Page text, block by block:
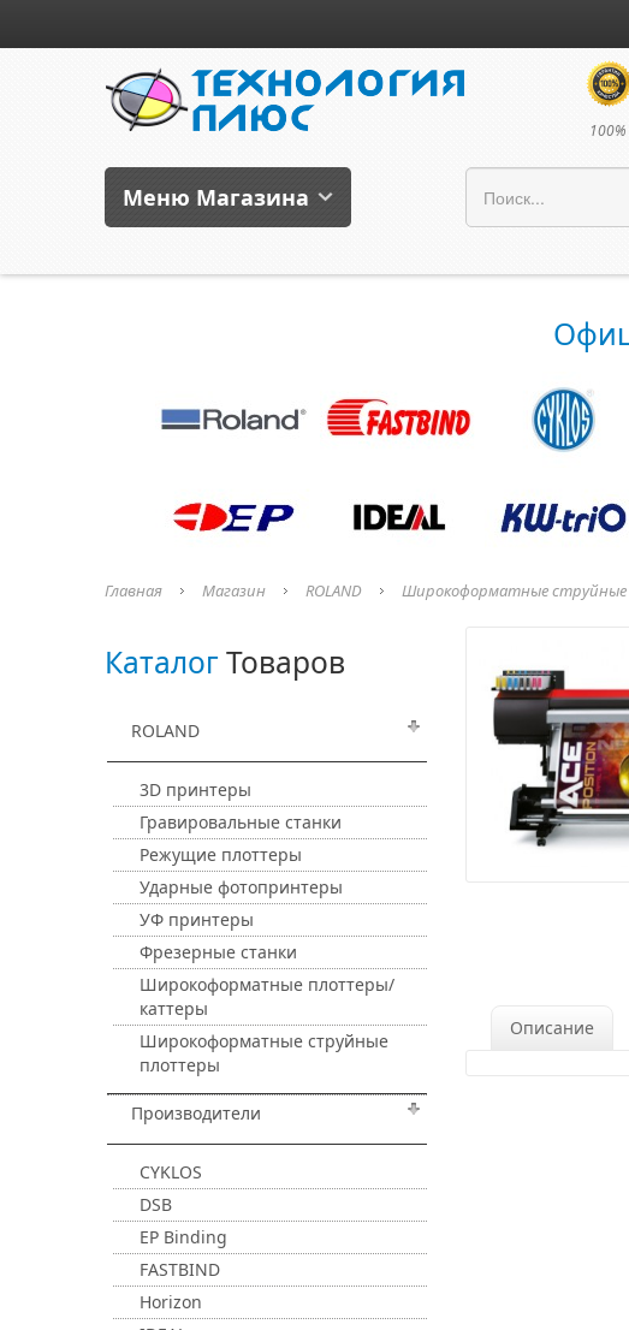
Меню Магазина
Главная Магазин ROLAND Широкоформатные
КаталогТоваров
ROLAND
3D принтеры
Гравировальные станки
Режущие плоттеры
Ударные фотопринтеры
УФ принтеры
Фрезерные станки
Широкоформатные плоттеры/
каттеры
Широкоформатные струйные
плоттеры
Производители
CYKLOS
DSB
EP Binding
FASTBIND
Horizon
Описание